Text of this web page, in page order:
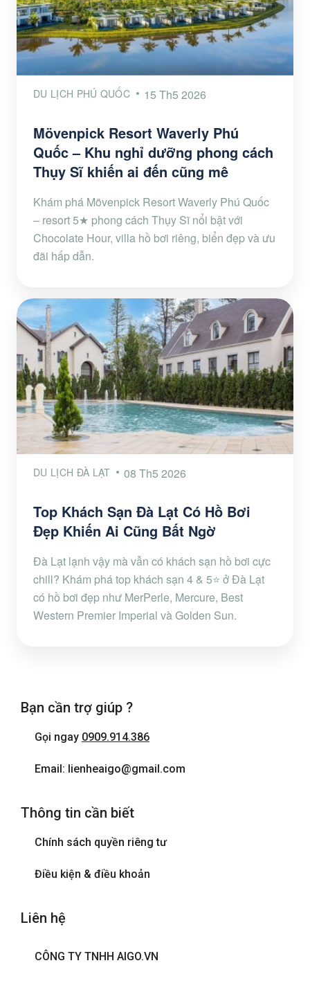
DU LỊCH PHÚ QUỐC 15 Th5 2026
Mövenpick Resort Waverly Phú
Quốc – Khu nghỉ dưỡng phong cách
Thụy Sĩ khiến ai đến cũng mê
Khám phá Mövenpick Resort Waverly Phú Quốc
– resort 5★ phong cách Thụy Sĩ nổi bật với
Chocolate Hour, villa hồ bơi riêng, biển đẹp và ưu
đãi hấp dẫn.
DU LỊCH ĐÀ LẠT 08 Th5 2026
Top Khách Sạn Đà Lạt Có Hồ Bơi
Đẹp Khiến Ai Cũng Bất Ngờ
Đà Lạt lạnh vậy mà vẫn có khách sạn hồ bơi cực
chill? Khám phá top khách sạn 4 & 5⭐ ở Đà Lạt
có hồ bơi đẹp như MerPerle, Mercure, Best
Western Premier Imperial và Golden Sun.
Bạn cần trợ giúp ?
Gọi ngay 0909.914.386
Email: lienheaigo@gmail.com
Thông tin cần biết
Chính sách quyền riêng tư
Điều kiện & điều khoản
Liên hệ
CÔNG TY TNHH AIGO.VN